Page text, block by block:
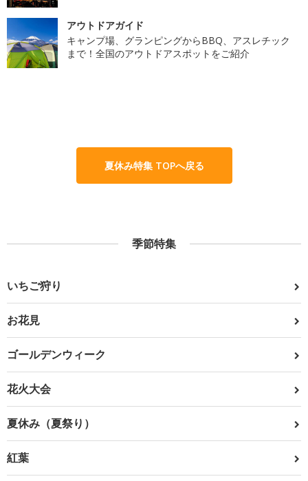
アウトドアガイド
キャンプ場、グランピングからBBQ、アスレチック
まで！全国のアウトドアスポットをご紹介
夏休み特集 TOPへ戻る
季節特集
いちご狩り
お花見
ゴールデンウィーク
花火大会
夏休み（夏祭り）
紅葉